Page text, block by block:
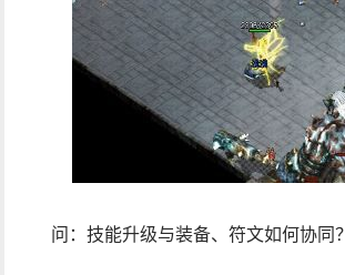
问：技能升级与装备、符文如何协同？